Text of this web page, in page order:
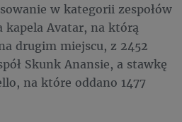
w kategorii zespołów
kapela Avatar, na którą
drugim miejscu, z 2452
Skunk Anansie, a stawkę
na które oddano 1477